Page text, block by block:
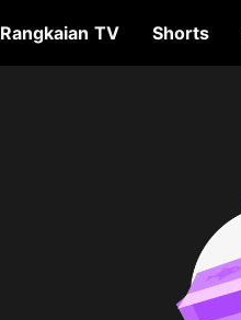
Rangkaian TV Shorts